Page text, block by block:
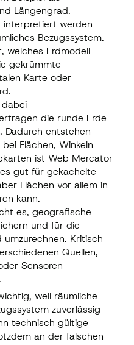
Längengrad.
interpretiert werden
Bezugssystem.
welches Erdmodell
gekrümmte
Karte oder
dabei
die runde Erde
Dadurch entstehen
Flächen, Winkeln
ist Web Mercator
gut für gekachelte
Flächen vor allem in
kann.
es, geografische
und für die
Kritisch
Quellen,
Sensoren
weil räumliche
zuverlässig
technisch gültige
an der falschen